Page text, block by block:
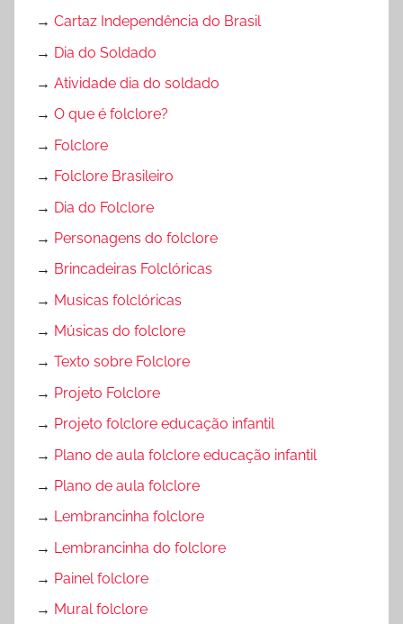
→ Cartaz Independência do Brasil
→ Dia do Soldado
→ Atividade dia do soldado
→ O que é folclore?
→ Folclore
→ Folclore Brasileiro
→ Dia do Folclore
→ Personagens do folclore
→ Brincadeiras Folclóricas
→ Musicas folclóricas
→ Músicas do folclore
→ Texto sobre Folclore
→ Projeto Folclore
→ Projeto folclore educação infantil
→ Plano de aula folclore educação infantil
→ Plano de aula folclore
→ Lembrancinha folclore
→ Lembrancinha do folclore
→ Painel folclore
→ Mural folclore